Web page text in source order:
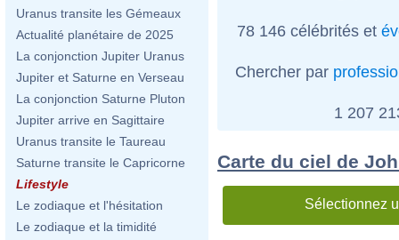
Uranus transite les Gémeaux
Actualité planétaire de 2025
La conjonction Jupiter Uranus
Jupiter et Saturne en Verseau
La conjonction Saturne Pluton
Jupiter arrive en Sagittaire
Uranus transite le Taureau
Saturne transite le Capricorne
Lifestyle
Le zodiaque et l'hésitation
Le zodiaque et la timidité
78 146 célébrités et
Chercher par
1 207
Carte du ciel de
Sélectionnez